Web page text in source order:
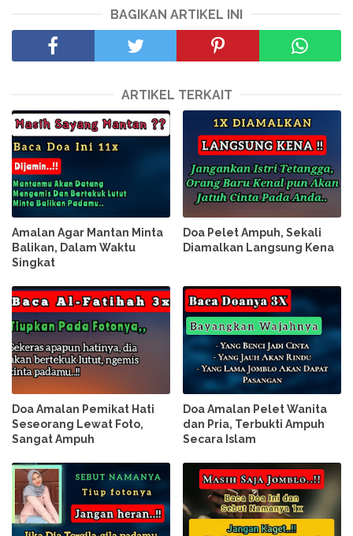
BAGIKAN ARTIKEL INI
ARTIKEL TERKAIT
Amalan Agar Mantan Minta
Balikan, Dalam Waktu
Singkat
Doa Pelet Ampuh, Sekali
Diamalkan Langsung Kena
Doa Amalan Pemikat Hati
Seseorang Lewat Foto,
Sangat Ampuh
Doa Amalan Pelet Wanita
dan Pria, Terbukti Ampuh
Secara Islam